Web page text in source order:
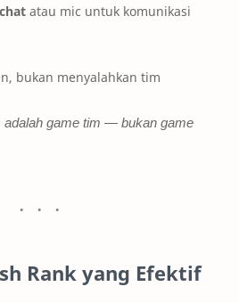
atau mic untuk komunikasi
bukan menyalahkan tim
adalah game tim — bukan game
Rank yang Efektif